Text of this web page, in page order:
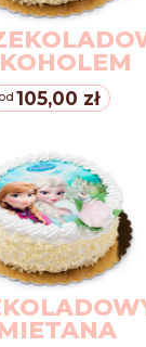
od 105,00 zł